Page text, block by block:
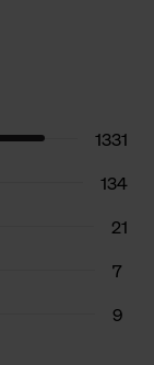
1331
134
21
7
9